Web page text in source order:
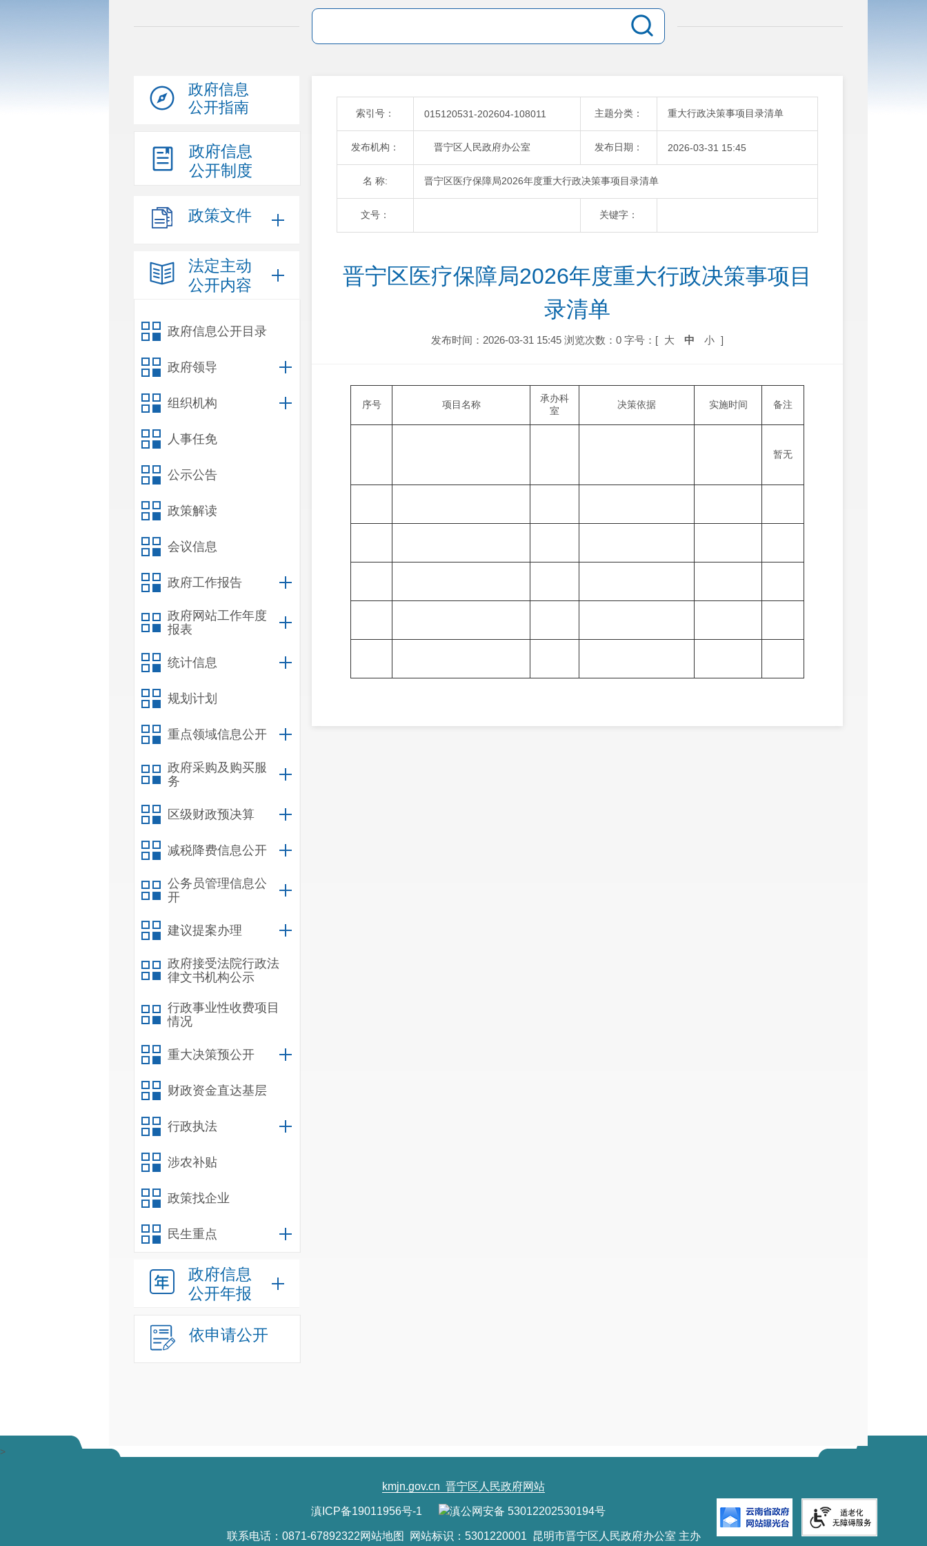
政府信息
公开指南
政府信息
公开制度
政策文件
法定主动
公开内容
政府信息公开目录
政府领导
组织机构
人事任免
公示公告
政策解读
会议信息
政府工作报告
政府网站工作年度
报表
统计信息
规划计划
重点领域信息公开
政府采购及购买服
务
区级财政预决算
减税降费信息公开
公务员管理信息公
开
建议提案办理
政府接受法院行政法
律文书机构公示
行政事业性收费项目
情况
重大决策预公开
财政资金直达基层
行政执法
涉农补贴
政策找企业
民生重点
政府信息
公开年报
依申请公开
索引号： 015120531-202604-108011 主题分类： 重大行政决策事项目录清单
发布机构： 晋宁区人民政府办公室 发布日期： 2026-03-31 15:45
名 称: 晋宁区医疗保障局2026年度重大行政决策事项目录清单
文号： 关键字：
晋宁区医疗保障局2026年度重大行政决策事项目
录清单
发布时间：2026-03-31 15:45 浏览次数：0 字号：[ 大 中 小 ]
序号 项目名称
承办科
室
决策依据 实施时间 备注
暂无
>
kmjn.gov.cn 晋宁区人民政府网站
滇ICP备19011956号-1 滇公网安备 53012202530194号
联系电话：0871-67892322网站地图 网站标识：5301220001 昆明市晋宁区人民政府办公室 主办